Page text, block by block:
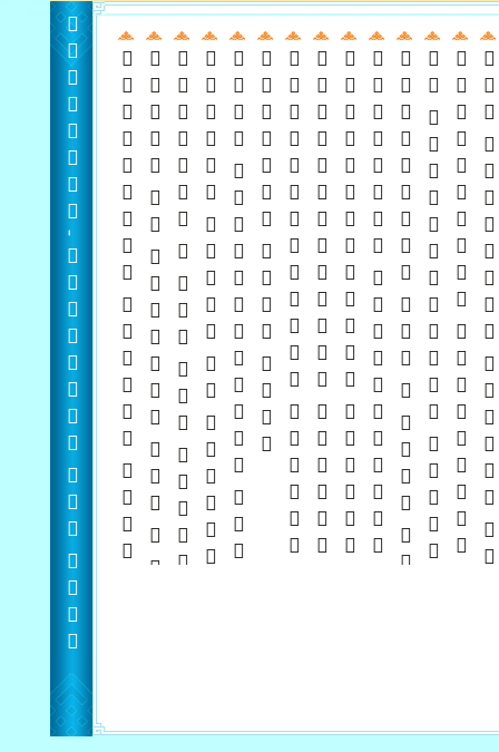
 -                  